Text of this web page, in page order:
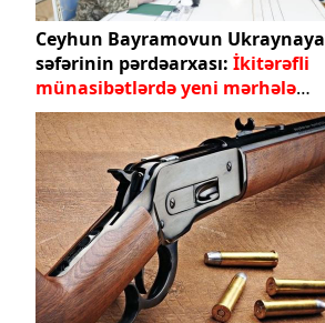
Ceyhun Bayramovun Ukraynaya
səfərinin pərdəarxası: İkitərəfli
münasibətlərdə yeni mərhələ
başlayır